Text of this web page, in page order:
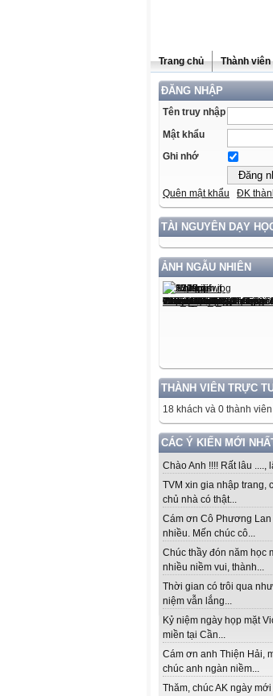
Trang chủ Thành viên
ĐĂNG NHẬP
Tên truy nhập
Mật khẩu
Ghi nhớ
Quên mật khẩu ĐK
TÀI NGUYÊN DẠY
ẢNH NGẪU NHIÊN
THÀNH VIÊN TRỰC
18 khách và 0 thành viên
CÁC Ý KIẾN MỚI
Chào Anh !!!! Rất lâu ....,
TVM xin gia nhập trang,
chủ nhà có thật...
Cám ơn Cô Phương Lan
nhiều. Mến chúc cô...
Chúc thầy đón năm học
nhiều niềm vui, thành...
Thời gian có trôi qua
niệm vẫn lắng...
Kỷ niệm ngày họp mặt
miền tại Cần...
Cám ơn anh Thiện Hải,
chúc anh ngàn niềm...
Thăm, chúc AK ngày mới